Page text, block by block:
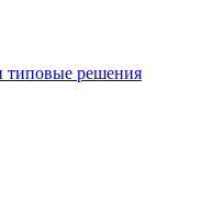
типовые решения